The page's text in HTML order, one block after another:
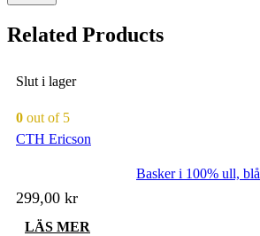
Related Products
Slut i lager
0 out of 5
CTH Ericson
Basker i 100% ull, blå
299,00 kr
LÄS MER